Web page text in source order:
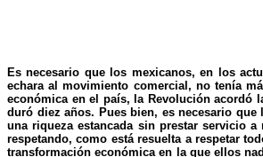
Es necesario que los mexicanos, en los
echara al movimiento comercial, no tenía
económica en el país, la Revolución acordó
duró diez años. Pues bien, es necesario
una riqueza estancada sin prestar servicio
respetando, como está resuelta a respetar
transformación económica en la que ellos